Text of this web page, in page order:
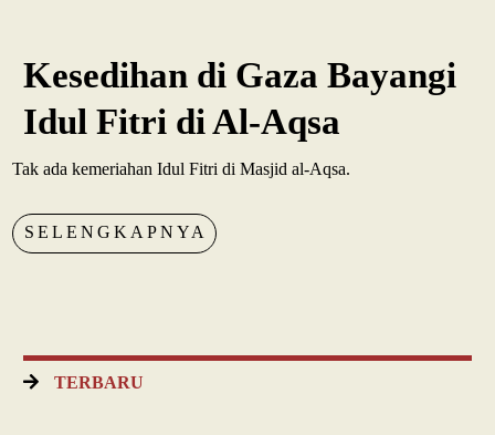
Kesedihan di Gaza Bayangi
Idul Fitri di Al-Aqsa
Tak ada kemeriahan Idul Fitri di Masjid al-Aqsa.
SELENGKAPNYA
TERBARU